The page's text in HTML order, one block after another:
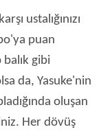
ustalığınızı
puan
gibi
da, Yasuke'nin
oluşan
Her dövüş